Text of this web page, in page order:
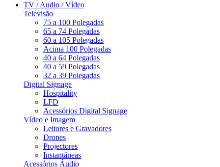
TV / Audio / Vídeo
Televisão
75 a 100 Polegadas
65 a 74 Polegadas
60 a 105 Polegadas
Acima 100 Polegadas
40 a 64 Polegadas
40 a 59 Polegadas
32 a 39 Polegadas
Digital Signage
Hospitality
LFD
Acessórios Digital Signage
Vídeo e Imagem
Leitores e Gravadores
Drones
Projectores
Instantâneas
Acessórios Áudio